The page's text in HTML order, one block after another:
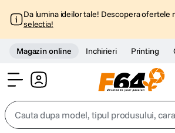
Da lumina ideilor tale! Descopera ofertele
selectia!
Magazin online Inchirieri Printing
Cauta dupa model, tipul produsului,